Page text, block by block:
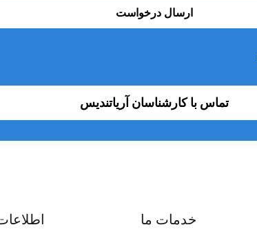
ارسال درخواست
تماس با کارشناسان آریاتندیس
خدمات ما